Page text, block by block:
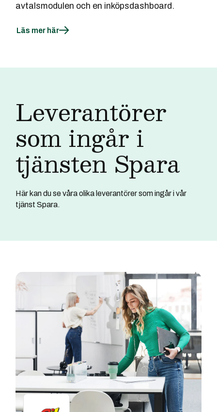
avtalsmodulen och en inköpsdashboard.
Läs mer här
Leverantörer
som ingår i
tjänsten Spara
Här kan du se våra olika leverantörer som ingår i vår
tjänst Spara.